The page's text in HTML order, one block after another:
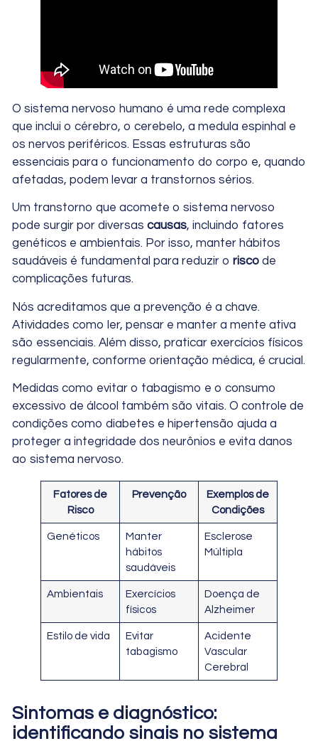
O sistema nervoso humano é uma rede complexa
que inclui o cérebro, o cerebelo, a medula espinhal e
os nervos periféricos. Essas estruturas são
essenciais para o funcionamento do corpo e, quando
afetadas, podem levar a transtornos sérios.
Um transtorno que acomete o sistema nervoso
pode surgir por diversas causas, incluindo fatores
genéticos e ambientais. Por isso, manter hábitos
saudáveis é fundamental para reduzir o risco de
complicações futuras.
Nós acreditamos que a prevenção é a chave.
Atividades como ler, pensar e manter a mente ativa
são essenciais. Além disso, praticar exercícios físicos
regularmente, conforme orientação médica, é crucial.
Medidas como evitar o tabagismo e o consumo
excessivo de álcool também são vitais. O controle de
condições como diabetes e hipertensão ajuda a
proteger a integridade dos neurônios e evita danos
ao sistema nervoso.
Fatores de
Risco
Prevenção
Exemplos de
Condições
Genéticos
Manter
hábitos
saudáveis
Esclerose
Múltipla
Ambientais
Exercícios
físicos
Doença de
Alzheimer
Estilo de vida
Evitar
tabagismo
Acidente
Vascular
Cerebral
Sintomas e diagnóstico:
identificando sinais no sistema